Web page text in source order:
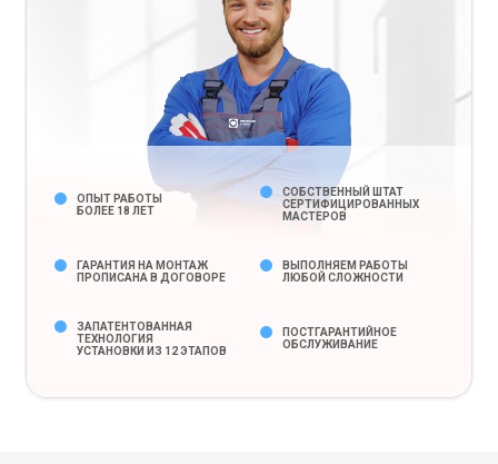
ОПЫТ РАБОТЫ
БОЛЕЕ 18 ЛЕТ
СОБСТВЕННЫЙ ШТАТ
СЕРТИФИЦИРОВАННЫХ
МАСТЕРОВ
ГАРАНТИЯ НА МОНТАЖ
ПРОПИСАНА В ДОГОВОРЕ
ВЫПОЛНЯЕМ РАБОТЫ
ЛЮБОЙ СЛОЖНОСТИ
ЗАПАТЕНТОВАННАЯ
ТЕХНОЛОГИЯ
УСТАНОВКИ ИЗ 12 ЭТАПОВ
ПОСТГАРАНТИЙНОЕ
ОБСЛУЖИВАНИЕ